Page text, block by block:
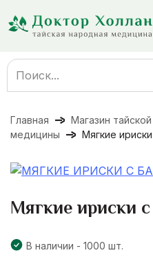
содержанию
Search
for:
Главная
Магазин
медицины
Мягкие
Мягкие ириски
В наличии - 1000 шт.